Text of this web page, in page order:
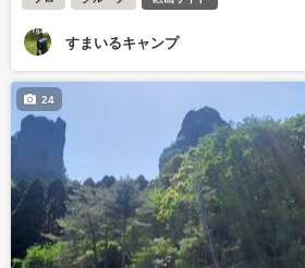
すまいるキャンプ
24